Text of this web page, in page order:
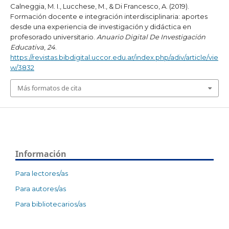
Calneggia, M. I., Lucchese, M., & Di Francesco, A. (2019).
Formación docente e integración interdisciplinaria: aportes
desde una experiencia de investigación y didáctica en
profesorado universitario. Anuario Digital De Investigación
Educativa, 24.
https://revistas.bibdigital.uccor.edu.ar/index.php/adiv/article/vie
w/3832
Más formatos de cita
Información
Para lectores/as
Para autores/as
Para bibliotecarios/as